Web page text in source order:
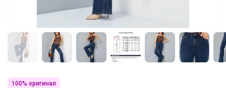
100% оригинал